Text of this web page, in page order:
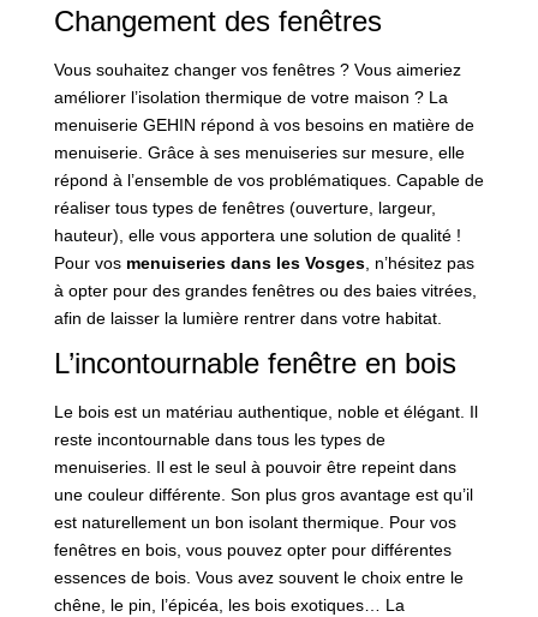
Changement des fenêtres
Vous souhaitez changer vos fenêtres ? Vous aimeriez
améliorer l’isolation thermique de votre maison ? La
menuiserie GEHIN répond à vos besoins en matière de
menuiserie. Grâce à ses menuiseries sur mesure, elle
répond à l’ensemble de vos problématiques. Capable de
réaliser tous types de fenêtres (ouverture, largeur,
hauteur), elle vous apportera une solution de qualité !
Pour vos menuiseries dans les Vosges, n’hésitez pas
à opter pour des grandes fenêtres ou des baies vitrées,
afin de laisser la lumière rentrer dans votre habitat.
L’incontournable fenêtre en bois
Le bois est un matériau authentique, noble et élégant. Il
reste incontournable dans tous les types de
menuiseries. Il est le seul à pouvoir être repeint dans
une couleur différente. Son plus gros avantage est qu’il
est naturellement un bon isolant thermique. Pour vos
fenêtres en bois, vous pouvez opter pour différentes
essences de bois. Vous avez souvent le choix entre le
chêne, le pin, l’épicéa, les bois exotiques… La